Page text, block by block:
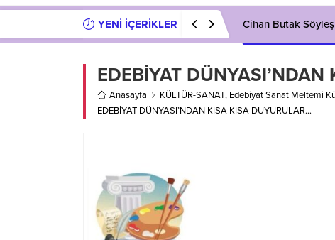
YENİ İÇERİKLER Cihan Butak
EDEBİYAT
Anasayfa KÜLTÜR-SANAT, Edebiyat Sanat Meltemi
EDEBİYAT DÜNYASI’NDAN KISA KISA DUYURULAR…